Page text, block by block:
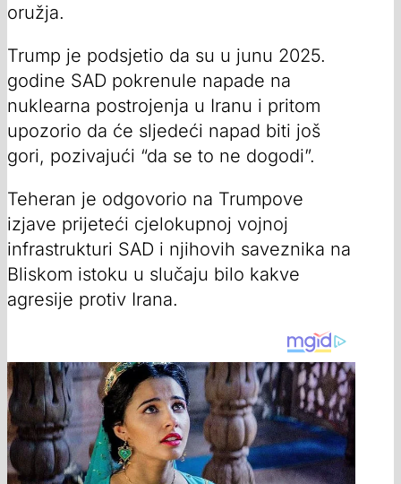
oružja.
Trump je podsjetio da su u junu 2025.
godine SAD pokrenule napade na
nuklearna postrojenja u Iranu i pritom
upozorio da će sljedeći napad biti još
gori, pozivajući “da se to ne dogodi”.
Teheran je odgovorio na Trumpove
izjave prijeteći cjelokupnoj vojnoj
infrastrukturi SAD i njihovih saveznika na
Bliskom istoku u slučaju bilo kakve
agresije protiv Irana.